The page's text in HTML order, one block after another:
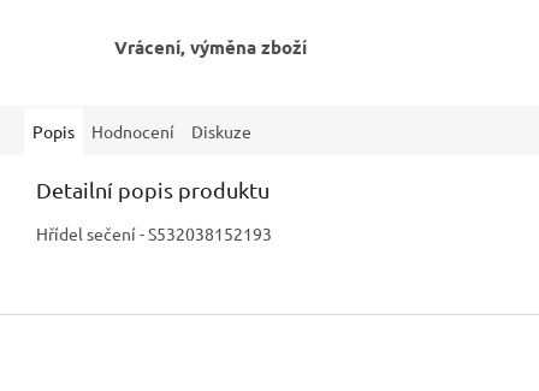
Vrácení, výměna zboží
Popis Hodnocení Diskuze
Detailní popis produktu
Hřídel sečení - S532038152193
Z